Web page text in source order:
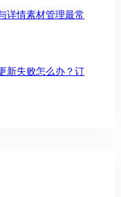
详情素材管理最常
新失败怎么办？订